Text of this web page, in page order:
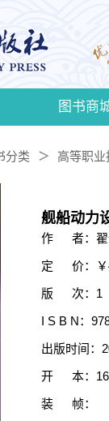
图书商
分类 ＞ 高等职业
舰船动力
作 者：翟
定 价：￥
版 次：1
I S B N：
出版时间：
开 本：
装 帧：